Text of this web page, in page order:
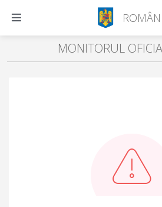
MONITORUL